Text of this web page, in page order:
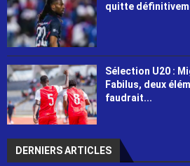
quitte
Sélection U20 :
Fabilus, deux
faudrait...
DERNIERS ARTICLES